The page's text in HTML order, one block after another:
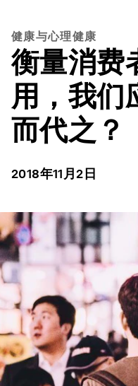
健康与心理健康
衡量消费
用，我们
而代之？
2018年11月2日